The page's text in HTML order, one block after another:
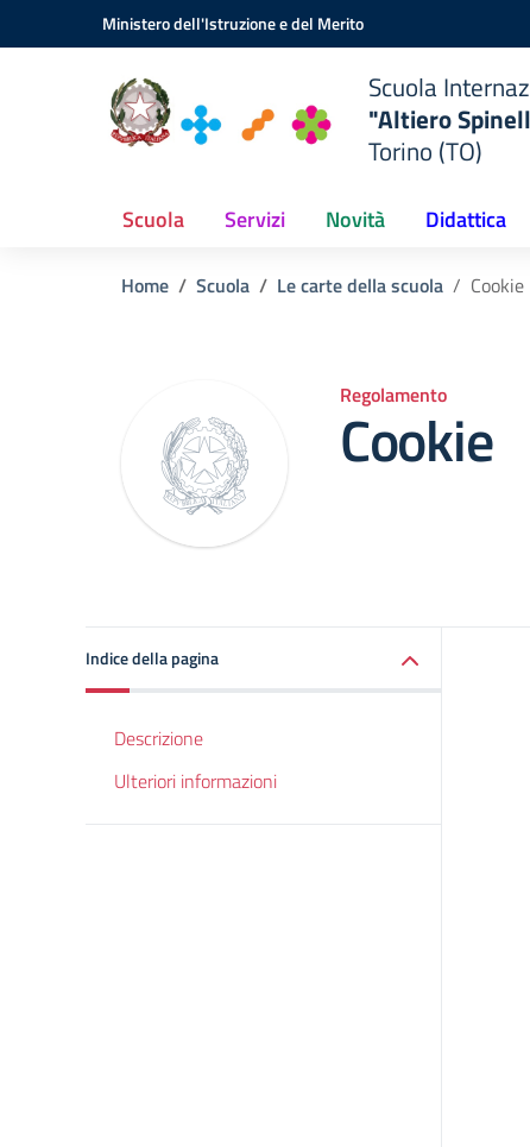
Vai ai contenuti
Vai al menu di navigazioneMinistero dell'Istruzione e del Merito
Scuola
"Altiero
Torino (TO)
Scuola Servizi Novità Didattica
Home Scuola Le carte della scuola Cookie
Regolamento
Cookie
Indice della pagina
Descrizione
Ulteriori informazioni